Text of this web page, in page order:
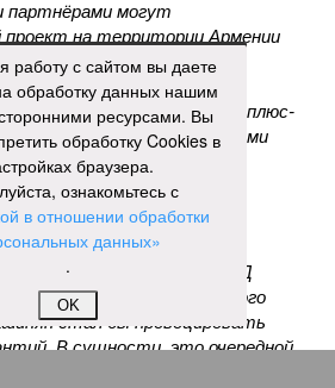
партнёрами могут
проект на территории Армении
TRIPP, где будет создана
для управления путями, а
путей будут делиться плюс-
как с американцами
– Еревану).
публицист
представляется вариант
котором после ухода РЖД
быстро обретут другого
стал бы провоцировать
В сущности, это очередной
работу с сайтом вы даете
обработку данных нашим
ресурсами. Вы
обработку Cookies в
браузера.
ознакомьтесь с
в отношении обработки
данных»
.
OK